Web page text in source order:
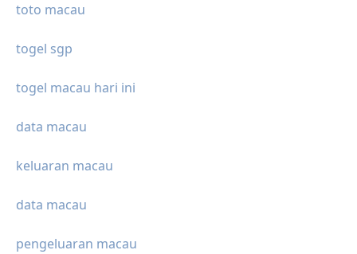
toto macau
togel sgp
togel macau hari ini
data macau
keluaran macau
data macau
pengeluaran macau